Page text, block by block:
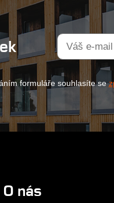
formuláře souhlasíte se
O nás